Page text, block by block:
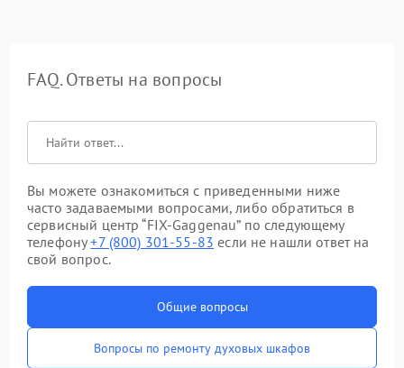
FAQ. Ответы на вопросы
Вы можете ознакомиться с приведенными ниже
часто задаваемыми вопросами, либо обратиться в
сервисный центр “FIX-Gaggenau” по следующему
телефону+7 (800) 301-55-83 если не нашли ответ на
свой вопрос.
Общие вопросы
Вопросы по ремонту духовых шкафов